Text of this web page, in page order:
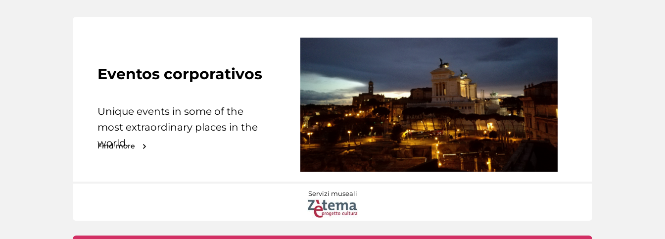
Eventos corporativos
Unique events in some of the
most extraordinary places in the
world.
Find more
Servizi museali